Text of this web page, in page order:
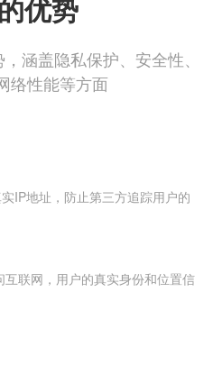
优势
涵盖隐私保护、安全性、
络性能等方面
IP地址，防止第三方追踪用户的
互联网，用户的真实身份和位置信